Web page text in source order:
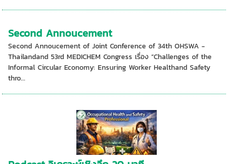
Second Annoucement
Second Annoucement of Joint Conference of 34th OHSWA -
Thailandand 53rd MEDICHEM Congress เรื่อง “Challenges of the
Informal Circular Economy: Ensuring Worker Healthand Safety
thro...